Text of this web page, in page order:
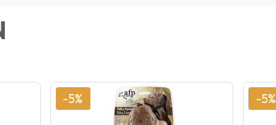
-5% -5%